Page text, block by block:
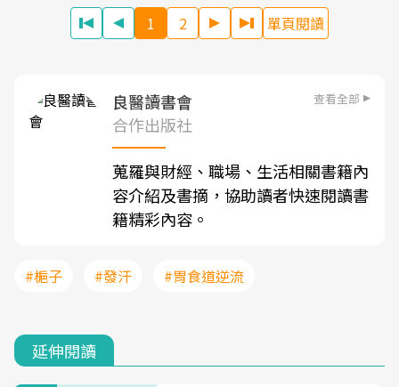
1 2 單頁閱讀
良醫讀書會 查看全部
合作出版社
蒐羅與財經、職場、生活相關書籍內
容介紹及書摘，協助讀者快速閱讀書
籍精彩內容。
#梔子 #發汗 #胃食道逆流
延伸閱讀